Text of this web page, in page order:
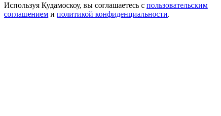
Используя Кудамоскоу, вы соглашаетесь с пользовательским
соглашением и политикой конфиденциальности.